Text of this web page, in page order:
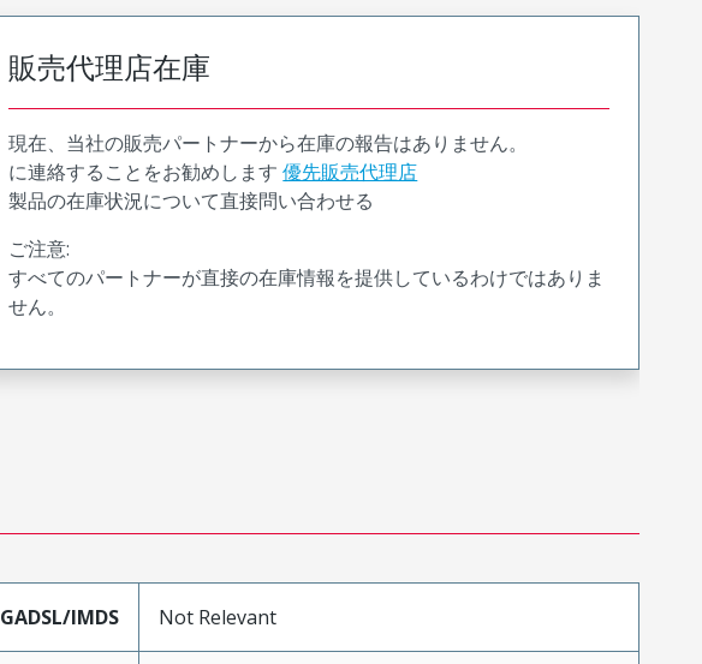
販売代理店在庫
現在、当社の販売パートナーから在庫の報告はありません。
に連絡することをお勧めします 優先販売代理店
製品の在庫状況について直接問い合わせる
ご注意:
すべてのパートナーが直接の在庫情報を提供しているわけではありま
せん。
GADSL/IMDS Not Relevant